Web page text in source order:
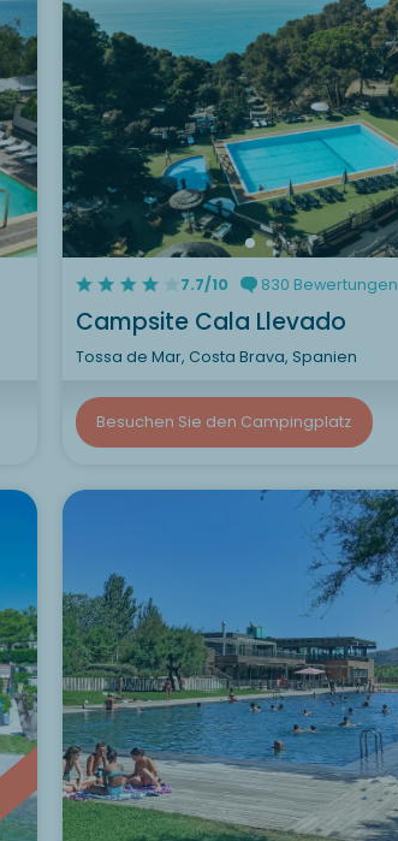
7.7/10 830 Bewertungen
Campsite Cala Llevado
Tossa de Mar, Costa Brava, Spanien
Besuchen Sie den Campingplatz